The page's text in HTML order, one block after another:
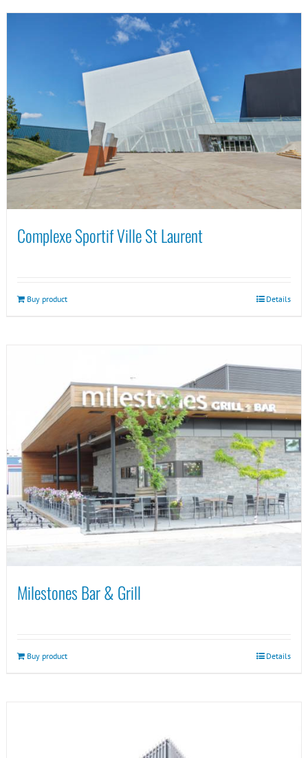
Complexe Sportif Ville St Laurent
Buy product Details
Milestones Bar & Grill
Buy product Details